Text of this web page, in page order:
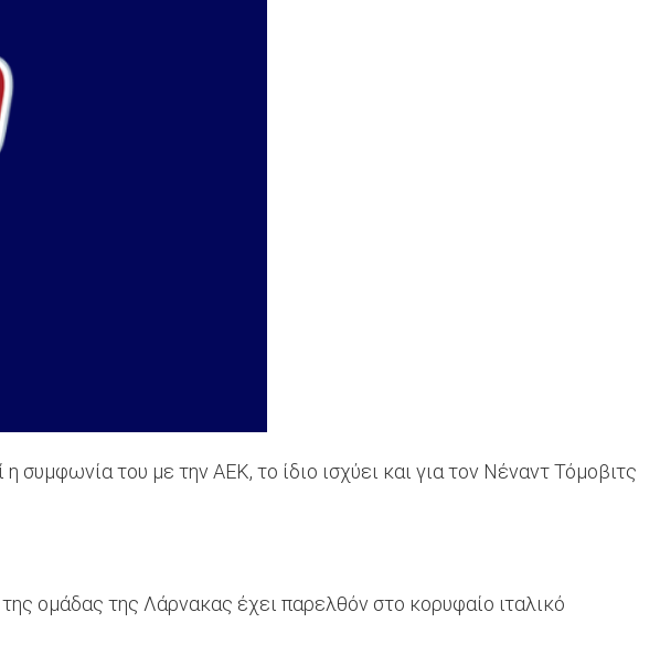
του με την ΑΕΚ, το ίδιο ισχύει και για τον Νέναντ Τόμοβιτς
ομάδας της Λάρνακας έχει παρελθόν στο κορυφαίο ιταλικό